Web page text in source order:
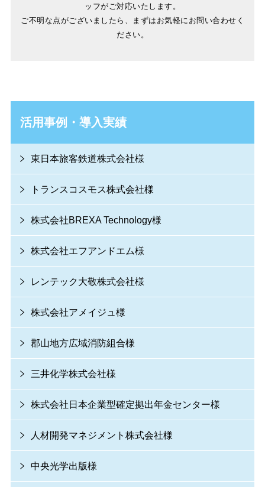
ッフがご対応いたします。
ご不明な点がございましたら、まずはお気軽にお問い合わせく
ださい。
活用事例・導入実績
東日本旅客鉄道株式会社様
トランスコスモス株式会社様
株式会社BREXA Technology様
株式会社エフアンドエム様
レンテック大敬株式会社様
株式会社アメイジュ様
郡山地方広域消防組合様
三井化学株式会社様
株式会社日本企業型確定拠出年金センター様
人材開発マネジメント株式会社様
中央光学出版様